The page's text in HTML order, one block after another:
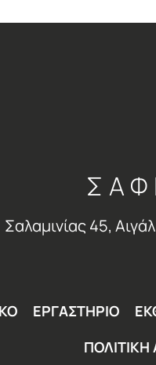
Σαλαμινίας 45,
ΕΡΓΑΣΤΗΡΙΟ